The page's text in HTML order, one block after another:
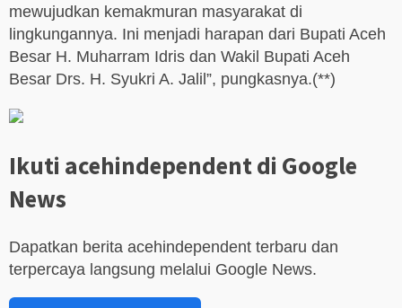
mewujudkan kemakmuran masyarakat di
lingkungannya. Ini menjadi harapan dari Bupati Aceh
Besar H. Muharram Idris dan Wakil Bupati Aceh
Besar Drs. H. Syukri A. Jalil”, pungkasnya.(**)
Ikuti acehindependent di Google
News
Dapatkan berita acehindependent terbaru dan
terpercaya langsung melalui Google News.